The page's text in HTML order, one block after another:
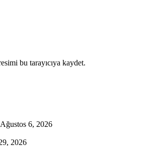
bu tarayıcıya kaydet.
Ağustos 6, 2026
2026